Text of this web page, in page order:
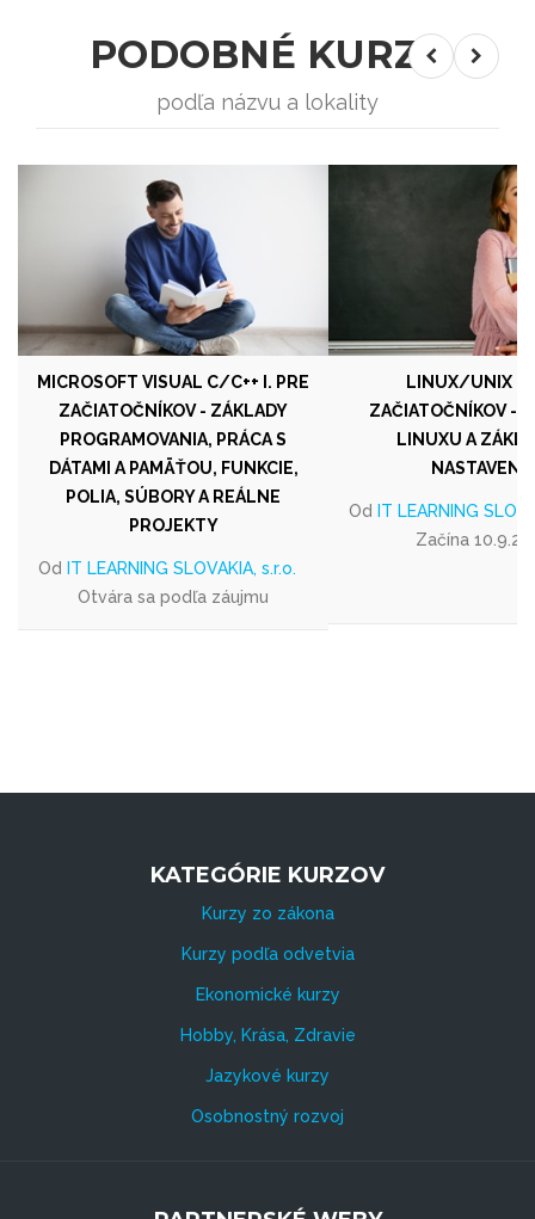
PODOBNÉ KURZY
podľa názvu a lokality
MICROSOFT VISUAL C/C++ I. PRE
ZAČIATOČNÍKOV - ZÁKLADY
PROGRAMOVANIA, PRÁCA S
DÁTAMI A PAMÄŤOU, FUNKCIE,
POLIA, SÚBORY A REÁLNE
PROJEKTY
Od IT LEARNING SLOVAKIA, s.r.o.
Otvára sa podľa záujmu
LINUX/UNIX I.
ZAČIATOČNÍKOV -
LINUXU A
NASTAVENIA
Od IT LEARNING
Začína
KATEGÓRIE KURZOV
Kurzy zo zákona
Kurzy podľa odvetvia
Ekonomické kurzy
Hobby, Krása, Zdravie
Jazykové kurzy
Osobnostný rozvoj